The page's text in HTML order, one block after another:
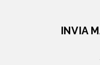
INVIA